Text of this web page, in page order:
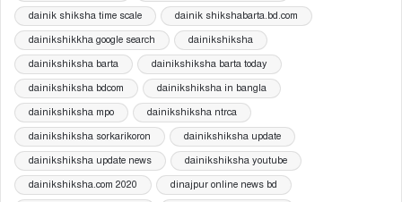
dainik shiksha time scale dainik shikshabarta.bd.com
dainikshikkha google search dainikshiksha
dainikshiksha barta dainikshiksha barta today
dainikshiksha bdcom dainikshiksha in bangla
dainikshiksha mpo dainikshiksha ntrca
dainikshiksha sorkarikoron dainikshiksha update
dainikshiksha update news dainikshiksha youtube
dainikshiksha.com 2020 dinajpur online news bd